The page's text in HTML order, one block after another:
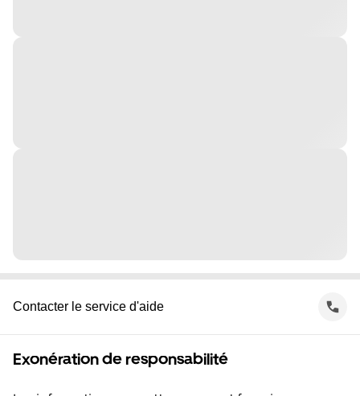
Contacter le service d'aide
Exonération de responsabilité